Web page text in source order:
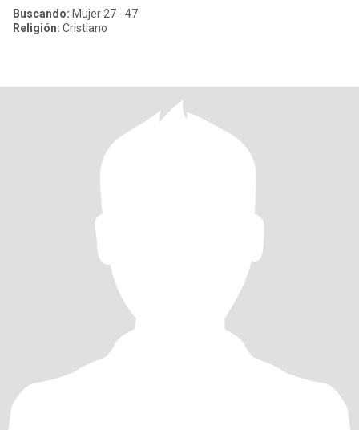
Buscando: Mujer 27 - 47
Religión: Cristiano